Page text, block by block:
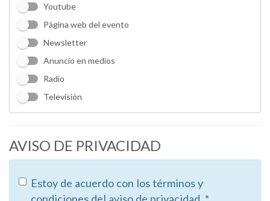
Youtube
Página web del evento
Newsletter
Anuncio en medios
Radio
Televisión
AVISO DE PRIVACIDAD
Estoy de acuerdo con los términos y
condiciones del aviso de privacidad. *